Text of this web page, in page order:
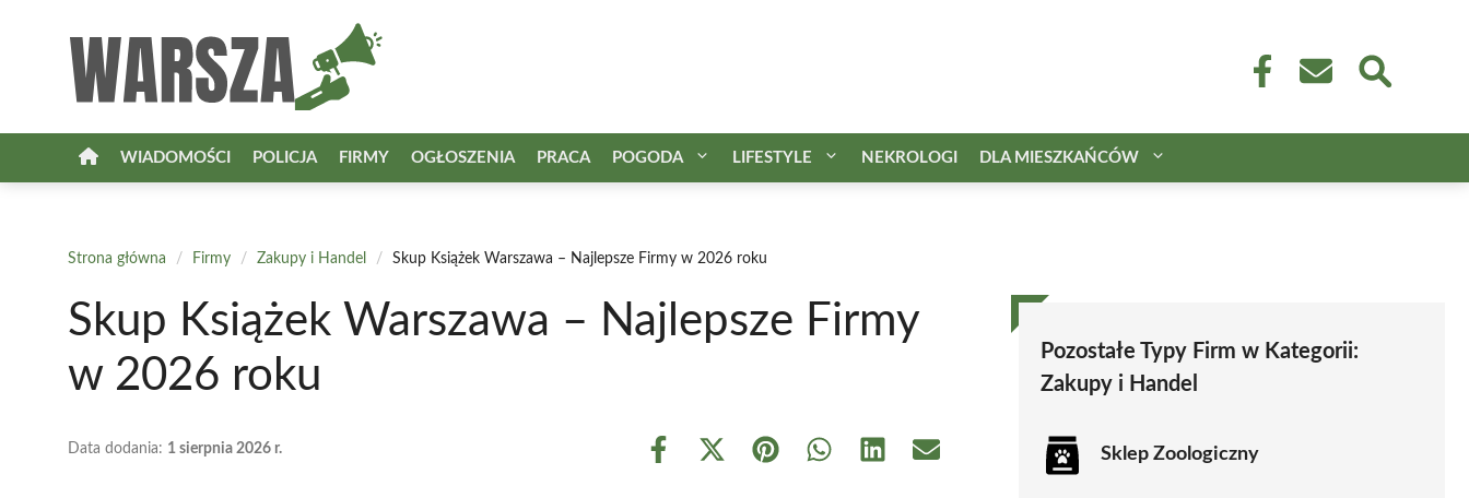
WIADOMOŚCI POLICJA FIRMY OGŁOSZENIA PRACA POGODA LIFESTYLE NEKROLOGI DLA MIESZKAŃCÓW
Strona główna / Firmy / Zakupy i Handel / Skup Książek Warszawa – Najlepsze Firmy w 2026 roku
Skup Książek Warszawa – Najlepsze Firmy
w 2026 roku
Data dodania: 1 sierpnia 2026 r.
Share
Share Share Share Share Share
Pozostałe Typy Firm w Kategorii:
Zakupy i Handel
Sklep Zoologiczny